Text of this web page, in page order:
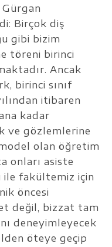
Birçok diş
gibi bizim
töreni birinci
Ancak
birinci sınıf
itibaren
kadar
ve gözlemlerine
olan öğretim
onları asiste
ile fakültemiz için
öncesi
değil, bizzat tam
deneyimleyecek
öteye geçip